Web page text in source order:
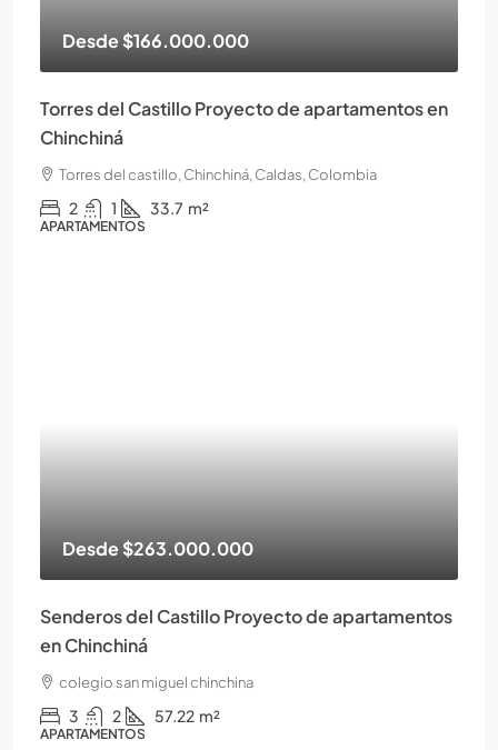
Desde$166.000.000
Torres del Castillo Proyecto de apartamentos en
Chinchiná
Torres del castillo, Chinchiná, Caldas, Colombia
2 1 33.7 m²
APARTAMENTOS
Desde$263.000.000
Senderos del Castillo Proyecto de apartamentos
en Chinchiná
colegio san miguel chinchina
3 2 57.22 m²
APARTAMENTOS